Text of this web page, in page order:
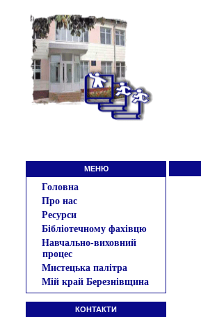
МЕНЮ
Головна
Про нас
Ресурси
Бібліотечному фахівцю
Навчально-виховний
процес
Мистецька палітра
Мій край Березнівщина
КОНТАКТИ